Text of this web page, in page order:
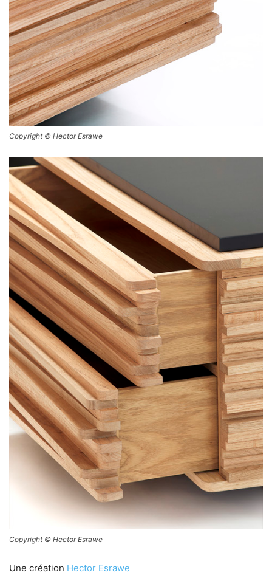
Copyright © Hector Esrawe
Copyright © Hector Esrawe
Une création Hector Esrawe